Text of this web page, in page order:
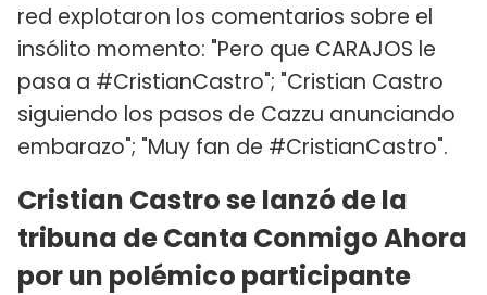
red explotaron los comentarios sobre el
insólito momento: "Pero que CARAJOS le
pasa a #CristianCastro"; "Cristian Castro
siguiendo los pasos de Cazzu anunciando
embarazo"; "Muy fan de #CristianCastro".
Cristian Castro se lanzó de la
tribuna de Canta Conmigo Ahora
por un polémico participante